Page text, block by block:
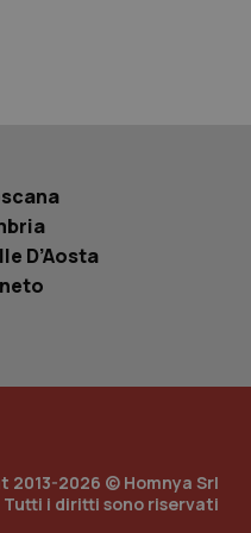
D’Aosta
2013-2026 © Homnya Srl
Tutti i diritti sono riservati